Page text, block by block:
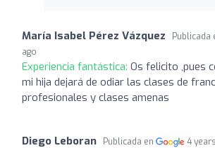
María Isabel Pérez Vázquez Publicada
ago
Experiencia fantástica: Os felicito ,pues
mi hija dejará de odiar las clases de
profesionales y clases amenas
Diego Leboran Publicada en 4